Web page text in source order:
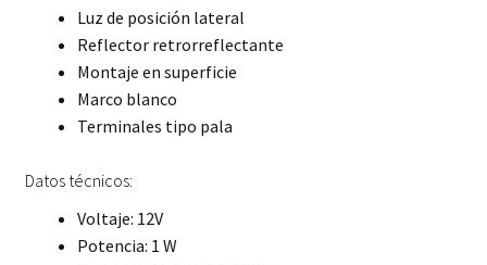
Luz de posición lateral
Reflector retrorreflectante
Montaje en superficie
Marco blanco
Terminales tipo pala
Datos técnicos:
Voltaje: 12V
Potencia: 1 W